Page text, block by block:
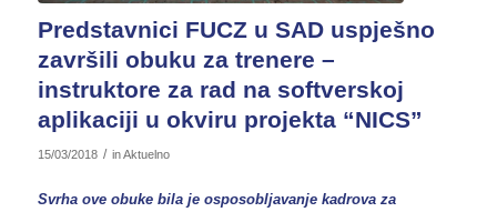
Predstavnici FUCZ u SAD uspješno
završili obuku za trenere –
instruktore za rad na softverskoj
aplikaciji u okviru projekta “NICS”
15/03/2018 / inAktuelno
Svrha ove obuke bila je osposobljavanje kadrova za